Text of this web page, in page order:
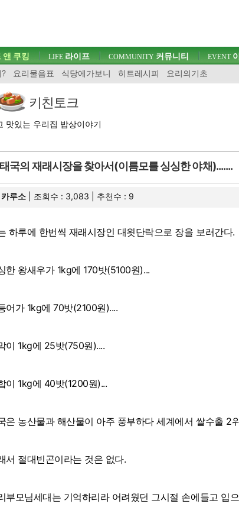
앤 쿠킹
요리물음표 식당에가보니 히트레시피 요리의기초
LIFE 라이프 COMMUNITY 커뮤니티 EVENT
키친토크
맛있는 우리집 밥상이야기
태국의 재래시장을 찾아서(이름모를 싱싱한 야채).......
카루소 | 조회수 : 3,083 | 추천수 : 9
하루에 한번씩 재래시장인 대욋단락으로 장을 보러간다.
한 왕새우가 1kg에 170밧(5100원)...
어가 1kg에 70밧(2100원)....
이 1kg에 25밧(750원)....
이 1kg에 40밧(1200원)...
은 농산물과 해산물이 아주 풍부하다 세계에서 쌀수출 2
서 절대빈곤이라는 것은 없다.
부모님세대는 기억하리라 어려웠던 그시절 손에들고 입